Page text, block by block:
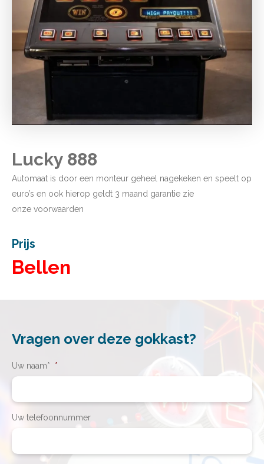
Lucky 888
Automaat is door een monteur geheel nagekeken en speelt op
euro’s en ook hierop geldt 3 maand garantie zie
onze voorwaarden
Prijs
Bellen
Vragen over deze gokkast?
Uw naam* *
Uw telefoonnummer